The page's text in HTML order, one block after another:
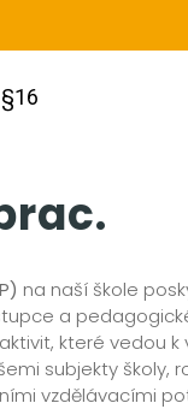
na naší škole
a
které vedou
subjekty školy,
vzdělávacími